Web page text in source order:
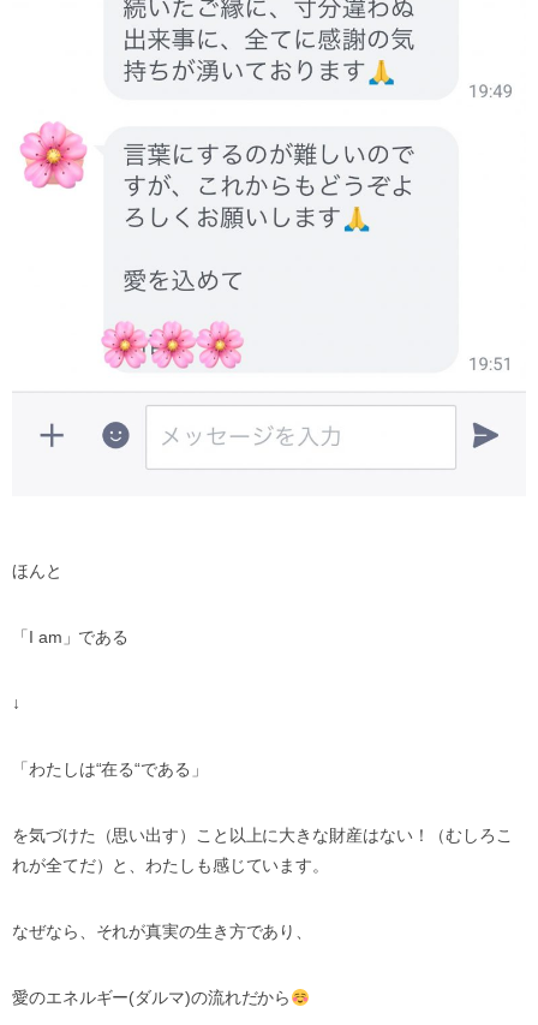
ほんと
「I am 」である
↓
「わたしは“在る“である」
を気づけた（思い出す）こと以上に大きな財産はない！（むしろこ
れが全てだ）と、わたしも感じています。
なぜなら、それが真実の生き方であり、
愛のエネルギー(ダルマ)の流れだから